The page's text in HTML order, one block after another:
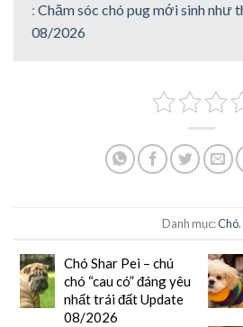
: Chăm sóc chó pug mới sinh như
08/2026
Danh mục:Chó.
Chó Shar Pei – chú
chó “cau có” đáng yêu
nhất trái đất Update
08/2026